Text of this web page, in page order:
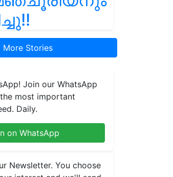
More Stories
Join our WhatsApp
most important
Daily.
on WhatsApp
Newsletter. You choose